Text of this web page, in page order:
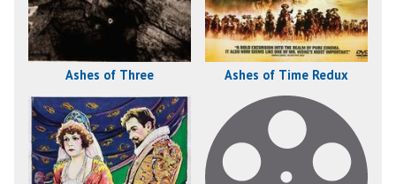
Ashes of Three Ashes of Time Redux